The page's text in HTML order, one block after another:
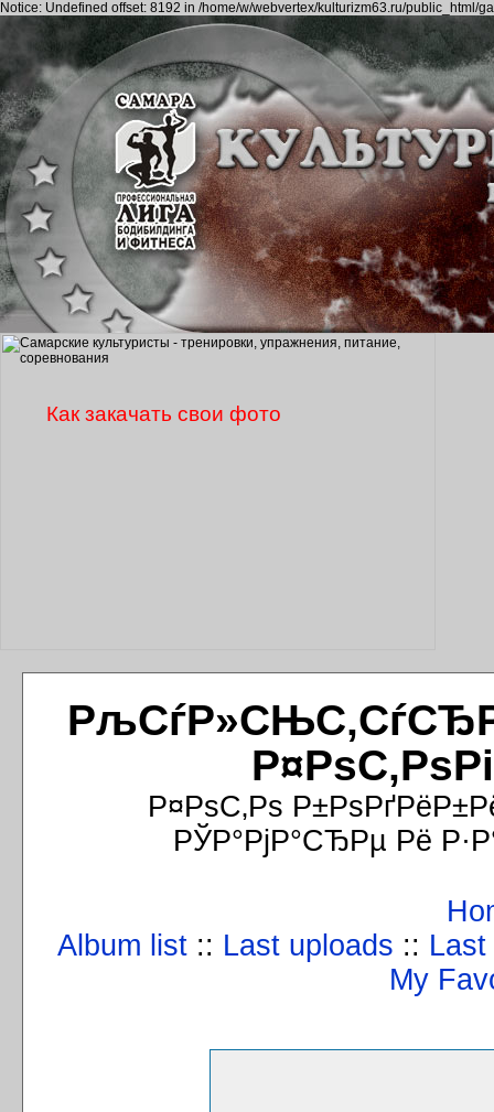
Notice: Undefined offset: 8192 in /home/w/webvertex/kulturizm63.ru/public_html/
Р¤РѕС‚Рѕ
РЎР°РјР°СЂРµ Рё
Album list :: Last uploads ::
My
Как закачать свои фото